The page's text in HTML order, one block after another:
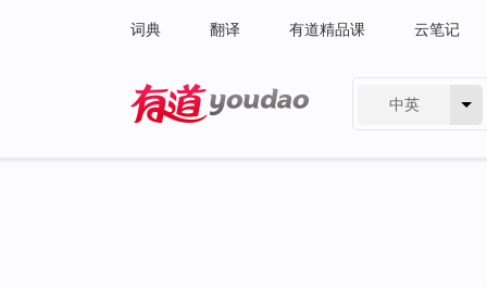
词典 翻译 有道精品课 云笔记
中英